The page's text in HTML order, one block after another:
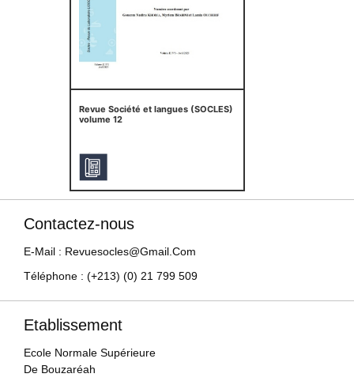
Revue Société et langues (SOCLES)
volume 12
Contactez-nous
E-Mail : Revuesocles@gmail.com
Téléphone : (+213) (0) 21 799 509
Etablissement
Ecole Normale Supérieure
De Bouzaréah